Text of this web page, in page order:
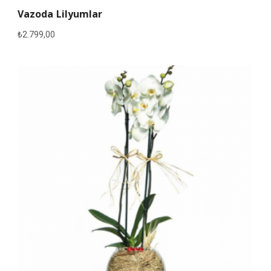
Vazoda Lilyumlar
₺2.799,00